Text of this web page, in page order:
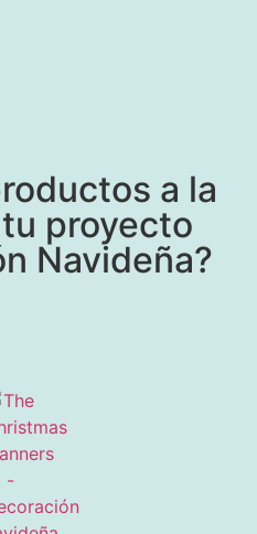
a la
proyecto
Navideña?